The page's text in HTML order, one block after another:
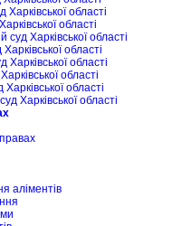
області
області
Харківської області
області
області
області
області
Харківської області
аліментів